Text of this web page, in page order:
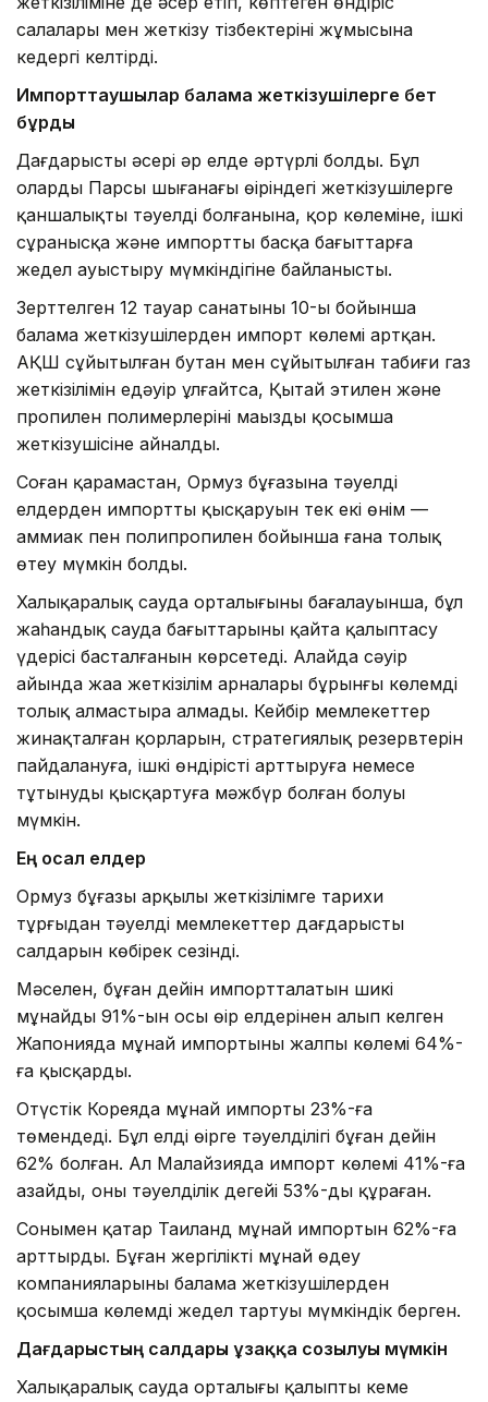
салалары мен жеткізу тізбектерінің жұмысына
кедергі келтірді.
Импорттаушылар балама жеткізушілерге бет
бұрды
Дағдарыстың әсері әр елде әртүрлі болды. Бұл
олардың Парсы шығанағы өңіріндегі жеткізушілерге
қаншалықты тәуелді болғанына, қор көлеміне, ішкі
сұранысқа және импортты басқа бағыттарға
жедел ауыстыру мүмкіндігіне байланысты.
Зерттелген 12 тауар санатының 10-ы бойынша
балама жеткізушілерден импорт көлемі артқан.
АҚШ сұйытылған бутан мен сұйытылған табиғи газ
жеткізілімін едәуір ұлғайтса, Қытай этилен және
пропилен полимерлерінің маңызды қосымша
жеткізушісіне айналды.
Соған қарамастан, Ормуз бұғазына тәуелді
елдерден импорттың қысқаруын тек екі өнім —
аммиак пен полипропилен бойынша ғана толық
өтеу мүмкін болды.
Халықаралық сауда орталығының бағалауынша, бұл
жаһандық сауда бағыттарының қайта қалыптасу
үдерісі басталғанын көрсетеді. Алайда сәуір
айында жаңа жеткізілім арналары бұрынғы көлемді
толық алмастыра алмады. Кейбір мемлекеттер
жинақталған қорларын, стратегиялық резервтерін
пайдалануға, ішкі өндірісті арттыруға немесе
тұтынуды қысқартуға мәжбүр болған болуы
мүмкін.
Ең осал елдер
Ормуз бұғазы арқылы жеткізілімге тарихи
тұрғыдан тәуелді мемлекеттер дағдарыстың
салдарын көбірек сезінді.
Мәселен, бұған дейін импортталатын шикі
мұнайдың 91%-ын осы өңір елдерінен алып келген
Жапонияда мұнай импортының жалпы көлемі 64%-
ға қысқарды.
Оңтүстік Кореяда мұнай импорты 23%-ға
төмендеді. Бұл елдің өңірге тәуелділігі бұған дейін
62% болған. Ал Малайзияда импорт көлемі 41%-ға
азайды, оның тәуелділік деңгейі 53%-ды құраған.
Сонымен қатар Таиланд мұнай импортын 62%-ға
арттырды. Бұған жергілікті мұнай өңдеу
компанияларының балама жеткізушілерден
қосымша көлемді жедел тартуы мүмкіндік берген.
Дағдарыстың салдары ұзаққа созылуы мүмкін
Халықаралық сауда орталығы қалыпты кеме